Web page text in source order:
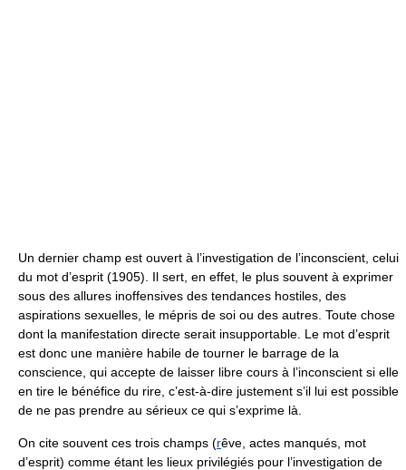
Un dernier champ est ouvert à l’investigation de l’inconscient, celui
du mot d’esprit (1905). Il sert, en effet, le plus souvent à exprimer
sous des allures inoffensives des tendances hostiles, des
aspirations sexuelles, le mépris de soi ou des autres. Toute chose
dont la manifestation directe serait insupportable. Le mot d’esprit
est donc une manière habile de tourner le barrage de la
conscience, qui accepte de laisser libre cours à l’inconscient si elle
en tire le bénéfice du rire, c’est-à-dire justement s’il lui est possible
de ne pas prendre au sérieux ce qui s’exprime là.
On cite souvent ces trois champs (rêve, actes manqués, mot
d’esprit) comme étant les lieux privilégiés pour l’investigation de